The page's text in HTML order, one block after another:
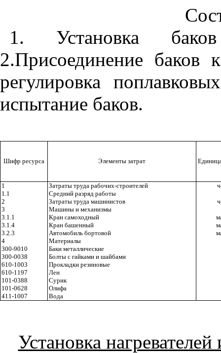
1. Установка
2.Присоединение баков
регулировка
испытание баков.
Шифр ресурса Элементы затрат
1 Затраты труда рабочих-строителей
1.1
Средний разряд работы
2
Затраты труда машинистов
3
Машины и механизмы
3.1.1
Кран самоходный
3.1.4
Кран башенный
3.2.3
Автомобиль бортовой
4
Материалы
300-9010
Баки металлические
300-0038
Болты с гайками и шайбами
610-1003
Прокладки резиновые
610-1197
Лен
101-0388
Сурик
101-0628
Олифа
411-1007
Вода
Установка